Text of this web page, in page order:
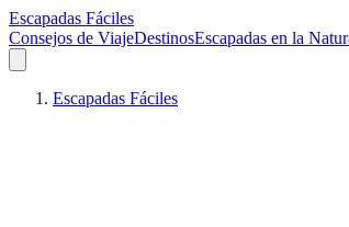
Escapadas Fáciles
Consejos de ViajeDestinosEscapadas en la
Escapadas Fáciles